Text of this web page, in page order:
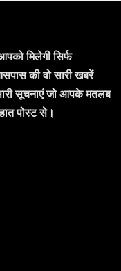
मिलेगी सिर्फ
की वो सारी खबरें
सूचनाएं जो आपके मतलब
पोस्ट से।